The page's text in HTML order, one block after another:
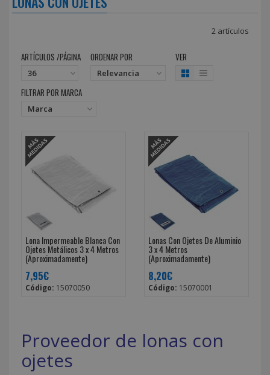
2 artículos
ARTÍCULOS /PÁGINA ORDENAR POR VER
FILTRAR POR MARCA
Lona Impermeable Blanca Con
Ojetes Metálicos 3 x 4 Metros
(Aproximadamente)
7,95€
Código: 15070050
Lonas Con Ojetes De Aluminio
3 x 4 Metros
(Aproximadamente)
8,20€
Código: 15070001
Proveedor de lonas con
ojetes